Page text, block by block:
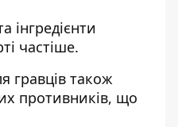
інгредієнти
частіше.
гравців також
противників, що